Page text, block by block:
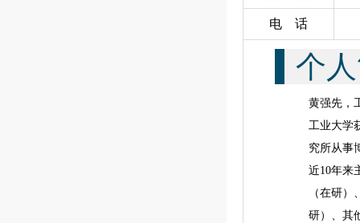
电 话
个
黄强先，
工业大学
究所从事
近10年来
（在研
研）、其